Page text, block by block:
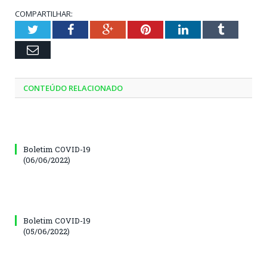
COMPARTILHAR:
TwitterFacebookGoogle+PinterestLinkedInTumblr
Email
CONTEÚDO RELACIONADO
Boletim COVID-19
(06/06/2022)
Boletim COVID-19
(05/06/2022)